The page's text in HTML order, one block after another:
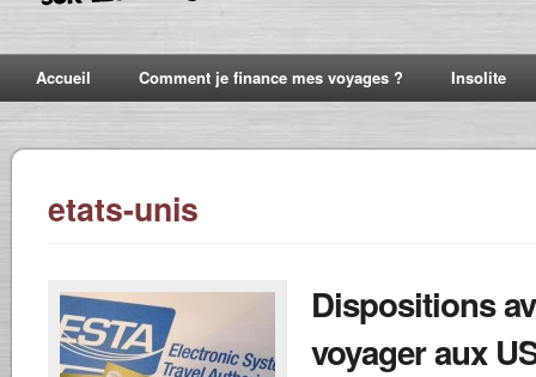
Accueil Comment je finance mes voyages ? Insolite
etats-unis
Dispositions
voyager aux